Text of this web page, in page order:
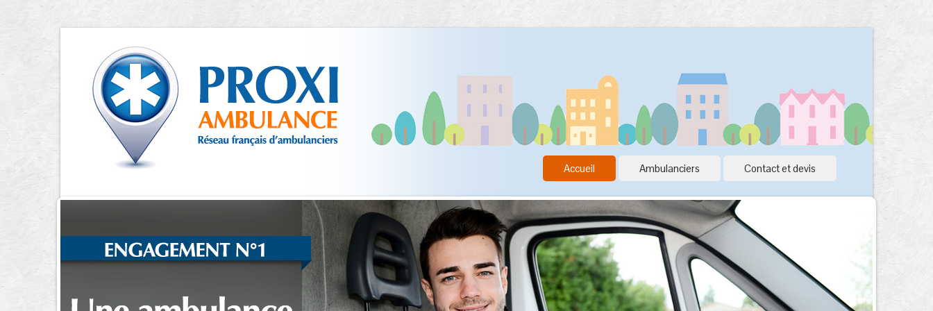
Accueil Ambulanciers Contact et devis